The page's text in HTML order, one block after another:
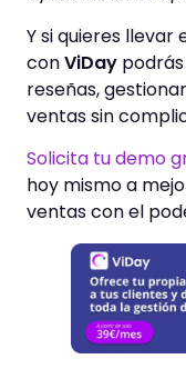
Y si quieres llevar
conViDay
reseñas,
ventas sin
Solicita tu demo
hoy mismo a
ventas con el